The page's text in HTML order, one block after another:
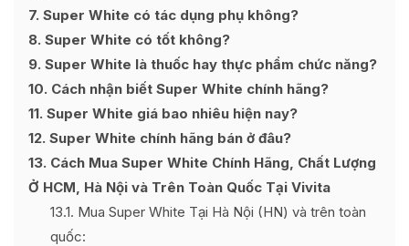
7 Super White có tác dụng phụ không?
8 Super White có tốt không?
9 Super White là thuốc hay thực phẩm chức năng?
10 Cách nhận biết Super White chính hãng?
11 Super White giá bao nhiêu hiện nay?
12 Super White chính hãng bán ở đâu?
13 Cách Mua Super White Chính Hãng, Chất Lượng
Ở HCM, Hà Nội và Trên Toàn Quốc Tại Vivita
13.1 Mua Super White Tại Hà Nội (HN) và trên toàn
quốc: